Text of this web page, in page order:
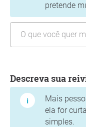
pretende
Descreva sua
Mais
ela for
simples.